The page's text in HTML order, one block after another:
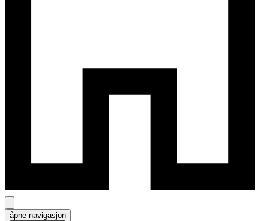
åpne navigasjon